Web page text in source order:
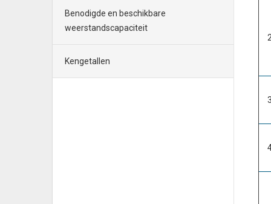
Benodigde en beschikbare
weerstandscapaciteit
Kengetallen